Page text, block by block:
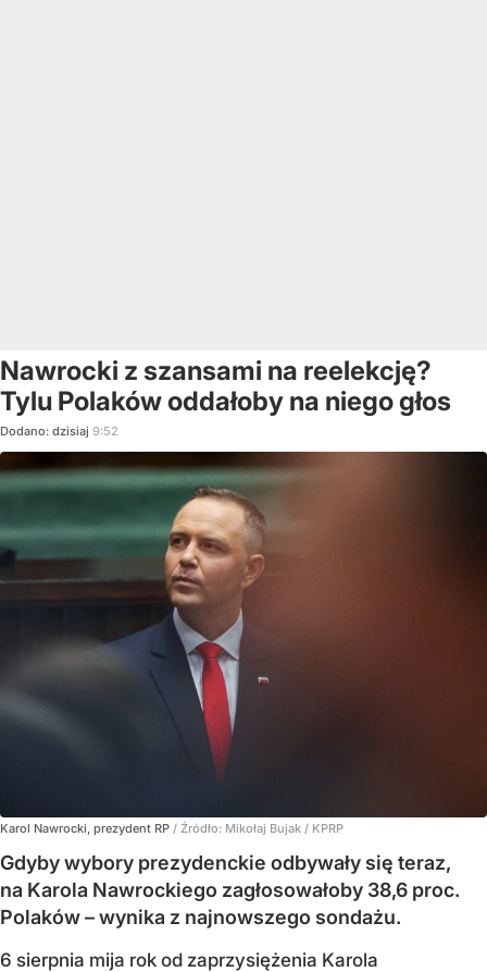
Nawrocki z szansami na reelekcję?
Tylu Polaków oddałoby na niego głos
Dodano: dzisiaj 9:52
Karol Nawrocki, prezydent RP / Źródło: Mikołaj Bujak / KPRP
Gdyby wybory prezydenckie odbywały się teraz,
na Karola Nawrockiego zagłosowałoby 38,6 proc.
Polaków – wynika z najnowszego sondażu.
6 sierpnia mija rok od zaprzysiężenia Karola